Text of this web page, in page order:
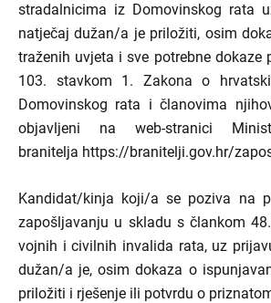
stradalnicima iz Domovinskog rata
natječaj dužan/a je priložiti, osim
traženih uvjeta i sve potrebne dokaze
103. stavkom 1. Zakona o
Domovinskog rata i članovima
objavljeni na web-stranici
branitelja https://branitelji.gov.hr/
Kandidat/kinja koji/a se poziva na
zapošljavanju u skladu s člankom
vojnih i civilnih invalida rata, uz
dužan/a je, osim dokaza o
priložiti i rješenje ili potvrdu o